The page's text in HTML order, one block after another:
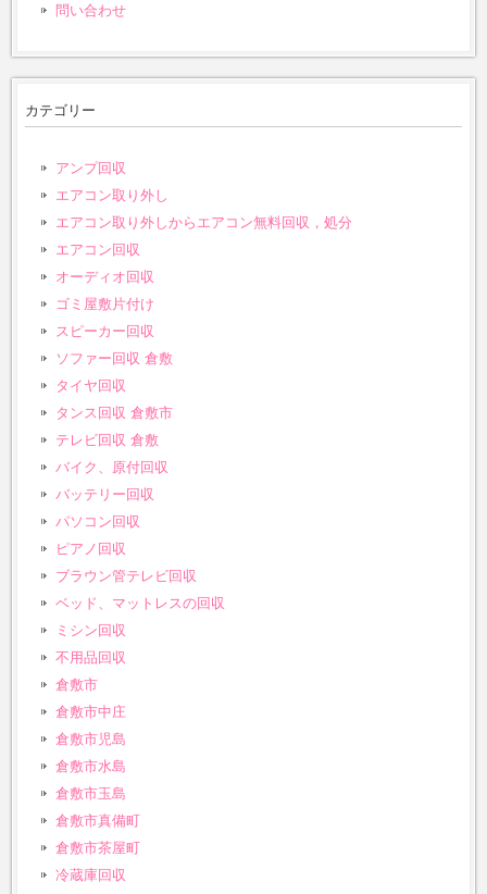
問い合わせ
カテゴリー
アンプ回収
エアコン取り外し
エアコン取り外しからエアコン無料回収，処分
エアコン回収
オーディオ回収
ゴミ屋敷片付け
スピーカー回収
ソファー回収 倉敷
タイヤ回収
タンス回収 倉敷市
テレビ回収 倉敷
バイク、原付回収
バッテリー回収
パソコン回収
ピアノ回収
ブラウン管テレビ回収
ベッド、マットレスの回収
ミシン回収
不用品回収
倉敷市
倉敷市中庄
倉敷市児島
倉敷市水島
倉敷市玉島
倉敷市真備町
倉敷市茶屋町
冷蔵庫回収